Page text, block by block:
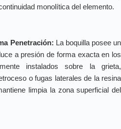
monolítica del elemento.
Penetración: La boquilla posee un
a presión de forma exacta en los
instalados sobre la grieta,
o fugas laterales de la resina
limpia la zona superficial del